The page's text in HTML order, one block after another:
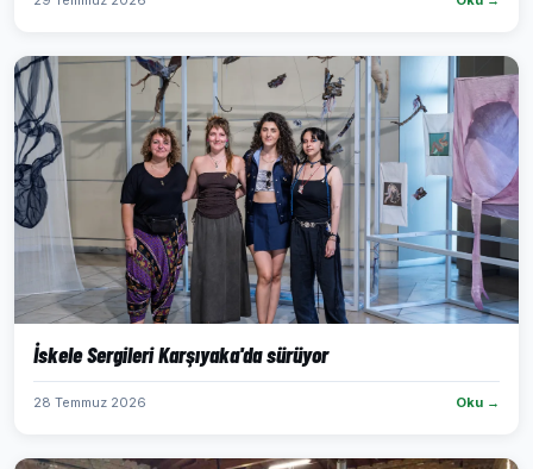
İskele Sergileri Karşıyaka'da sürüyor
28 Temmuz 2026 Oku →